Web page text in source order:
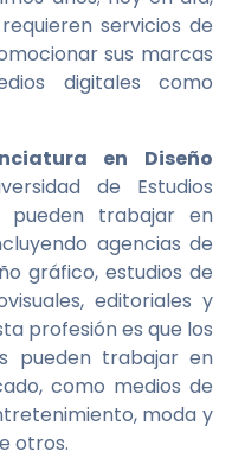
servicios de
sus marcas
digitales como
en Diseño
de Estudios
pueden trabajar en
agencias de
gráfico, estudios de
editoriales y
profesión es que los
pueden trabajar en
como medios de
moda y
otros.